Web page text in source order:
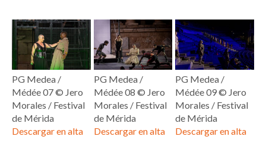
PG Medea /
Médée 07 © Jero
Morales / Festival
de Mérida
Descargar en alta
PG Medea /
Médée 08 © Jero
Morales / Festival
de Mérida
Descargar en alta
PG Medea /
Médée 09 © Jero
Morales / Festival
de Mérida
Descargar en alta